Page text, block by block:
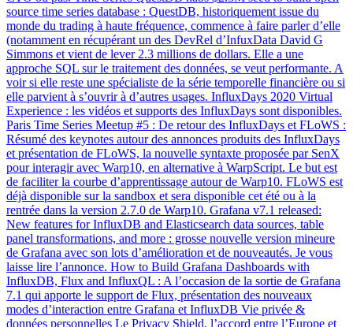
source time series database : QuestDB, historiquement issue du
monde du trading à haute fréquence, commence à faire parler d’elle
(notamment en récupérant un des DevRel d’InfuxData David G
Simmons et vient de lever 2.3 millions de dollars. Elle a une
approche SQL sur le traitement des données, se veut performante. A
voir si elle reste une spécialiste de la série temporelle financière ou si
elle parvient à s’ouvrir à d’autres usages. InfluxDays 2020 Virtual
Experience : les vidéos et supports des InfluxDays sont disponibles.
Paris Time Series Meetup #5 : De retour des InfluxDays et FLoWS :
Résumé des keynotes autour des annonces produits des InfluxDays
et présentation de FLoWS, la nouvelle syntaxte proposée par SenX
pour interagir avec Warp10, en alternative à WarpScript. Le but est
de faciliter la courbe d’apprentissage autour de Warp10. FLoWS est
déjà disponible sur la sandbox et sera disponible cet été ou à la
rentrée dans la version 2.7.0 de Warp10. Grafana v7.1 released:
New features for InfluxDB and Elasticsearch data sources, table
panel transformations, and more : grosse nouvelle version mineure
de Grafana avec son lots d’amélioration et de nouveautés. Je vous
laisse lire l’annonce. How to Build Grafana Dashboards with
InfluxDB, Flux and InfluxQL : A l’occasion de la sortie de Grafana
7.1 qui apporte le support de Flux, présentation des nouveaux
modes d’interaction entre Grafana et InfluxDB Vie privée &
données personnelles Le Privacy Shield, l’accord entre l’Europe et